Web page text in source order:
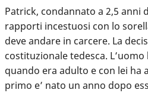
Patrick, condannato a 2,5 anni
rapporti incestuosi con lo
deve andare in carcere. La
costituzionale tedesca.
quando era adulto e con lei ha
primo e’ nato un anno dopo